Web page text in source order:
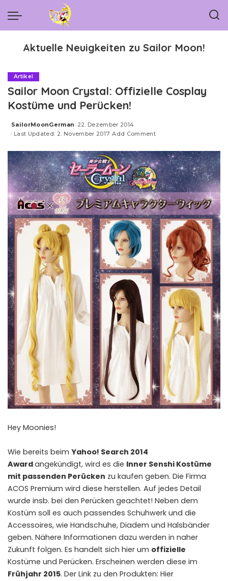
Aktuelle Neuigkeiten zu Sailor Moon!
Artikel
Sailor Moon Crystal: Offizielle Cosplay
Kostüme und Perücken!
Posted
by
SailorMoonGerman 22. Dezember 2014
Last Updated: 2. November 2017 Add Comment
Hey Moonies!
Wie bereits beim Yahoo! Search 2014
Awardangekündigt, wird es die Inner Senshi Kostüme
mit passenden Perücken zu kaufen geben. Die Firma
ACOS Premium wird diese herstellen. Auf jedes Detail
wurde insb. bei den Perücken geachtet! Neben dem
Kostüm soll es auch passendes Schuhwerk und die
Accessoires, wie Handschuhe, Diadem und Halsbänder
geben. Nähere Informationen dazu werden in naher
Zukunft folgen. Es handelt sich hier um offizielle
Kostüme und Perücken. Erscheinen werden diese im
Frühjahr 2015. Der Link zu den Produkten: Hier